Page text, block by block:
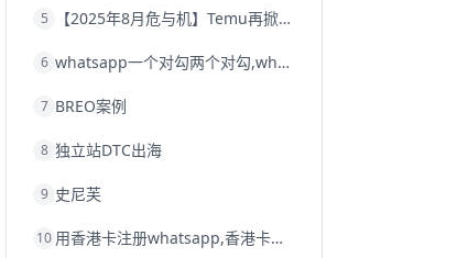
跨境电商优势跨境电商的优势seo运营
whatsapp群发
5 【2025年8月危与机】Temu再掀封店风暴，独立站才是跨境卖家的避险通道
6 whatsapp一个对勾两个对勾,whatsapp对勾代表什么意思
7 BREO案例
8 独立站DTC出海
9 史尼芙
10 用香港卡注册whatsapp,香港卡不能注册whatsapp